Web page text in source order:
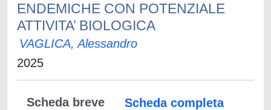
ENDEMICHE CON POTENZIALE
ATTIVITA’ BIOLOGICA
VAGLICA, Alessandro
2025
Scheda breve
Scheda completa